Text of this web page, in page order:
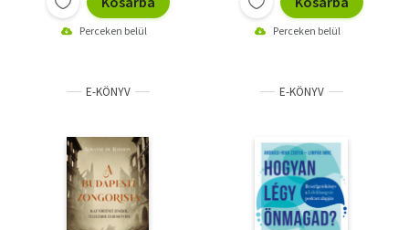
Perceken belül Perceken belül
E-KÖNYV E-KÖNYV